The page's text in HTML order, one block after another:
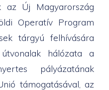
az Új Magyarország
Operatív Program
tárgyú felhívására
hálózata a
pályázatának
támogatásával, az